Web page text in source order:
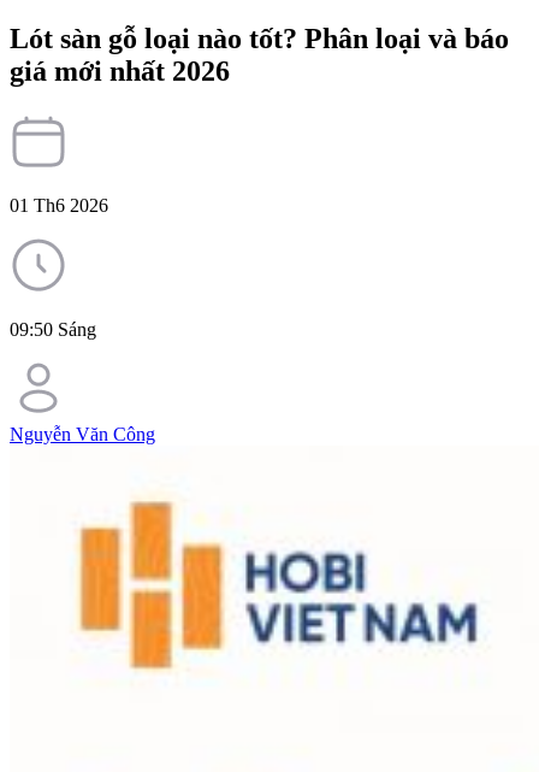
Lót sàn gỗ loại nào tốt? Phân loại và báo
giá mới nhất 2026
01 Th6 2026
09:50 Sáng
Nguyễn Văn Công